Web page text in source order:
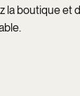
la boutique et